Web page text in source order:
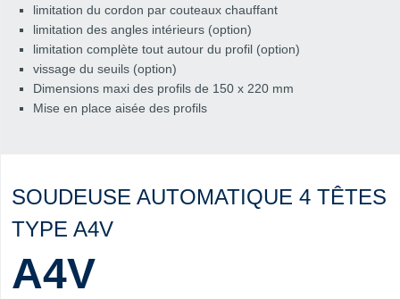
limitation du cordon par couteaux chauffant
limitation des angles intérieurs (option)
limitation complète tout autour du profil (option)
vissage du seuils (option)
Dimensions maxi des profils de 150 x 220 mm
Mise en place aisée des profils
SOUDEUSE AUTOMATIQUE 4 TÊTES
TYPE A4V
A4V